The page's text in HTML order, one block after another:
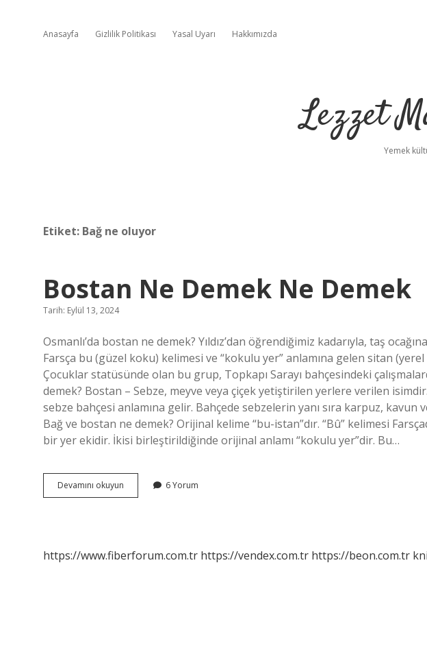
Anasayfa Gizlilik Politikası Yasal Uyarı Hakkımızda
Lezzet
Yemek
Etiket: Bağ ne oluyor
Bostan Ne Demek Ne Demek
Tarih: Eylül 13, 2024
Osmanlı’da bostan ne demek? Yıldız’dan öğrendiğimiz kadarıyla, taş
Farsça bu (güzel koku) kelimesi ve “kokulu yer” anlamına gelen sitan
Çocuklar statüsünde olan bu grup, Topkapı Sarayı bahçesindeki
demek? Bostan – Sebze, meyve veya çiçek yetiştirilen yerlere verilen
sebze bahçesi anlamına gelir. Bahçede sebzelerin yanı sıra karpuz,
Bağ ve bostan ne demek? Orijinal kelime “bu-istan”dır. “Bû” kelimesi
bir yer ekidir. İkisi birleştirildiğinde orijinal anlamı “kokulu yer”dir. Bu…
Devamını okuyun
Ne
6 Yorum
https://www.fiberforum.com.tr https://vendex.com.tr https://beon.com.tr